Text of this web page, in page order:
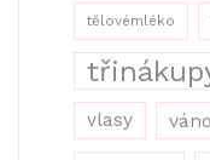
tělovémléko
vlasy